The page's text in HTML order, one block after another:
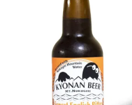
お買い物カゴに追加 QUICK